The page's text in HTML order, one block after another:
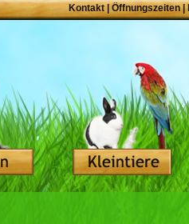
Kontakt Öffnungszeiten|